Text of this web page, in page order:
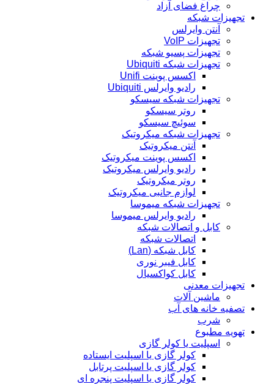
چراغ فضای آزاد
تجهیزات شبکه
آنتن وایرلس
تجهیزات VoIP
تجهیزات پسیو شبکه
تجهیزات شبکه Ubiquiti
اکسس پوینت Unifi
رادیو وایرلس Ubiquiti
تجهیزات شبکه سیسکو
روتر سیسکو
سوئیچ سیسکو
تجهیزات شبکه میکروتیک
آنتن میکروتیک
اکسس پوینت میکروتیک
رادیو وایرلس میکروتیک
روتر میکروتیک
لوازم جانبی میکروتیک
تجهیزات شبکه میموسا
رادیو وایرلس میموسا
کابل و اتصالات شبکه
اتصالات شبکه
کابل شبکه (Lan)
کابل فیبر نوری
کابل کواکسیال
تجهیزات معدنی
ماشین آلات
تصفیه خانه های آب
شرب
تهویه مطبوع
اسپلیت یا کولر گازی
کولر گازی یا اسپلیت ایستاده
کولر گازی یا اسپلیت پرتابل
کولر گازی یا اسپلیت پنجره ای